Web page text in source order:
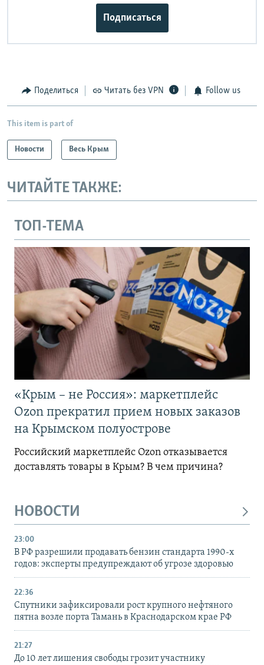
Подписаться
Поделиться Читать без VPN Follow us
This item is part of
Новости Весь Крым
ЧИТАЙТЕ ТАКЖЕ:
ТОП-ТЕМА
«Крым – не Россия»: маркетплейс
Ozon прекратил прием новых заказов
на Крымском полуострове
Российский маркетплейс Ozon отказывается
доставлять товары в Крым? В чем причина?
НОВОСТИ
23:00
В РФ разрешили продавать бензин стандарта 1990-х
годов: эксперты предупреждают об угрозе здоровью
22:36
Спутники зафиксировали рост крупного нефтяного
пятна возле порта Тамань в Краснодарском крае РФ
21:27
До 10 лет лишения свободы грозит участнику